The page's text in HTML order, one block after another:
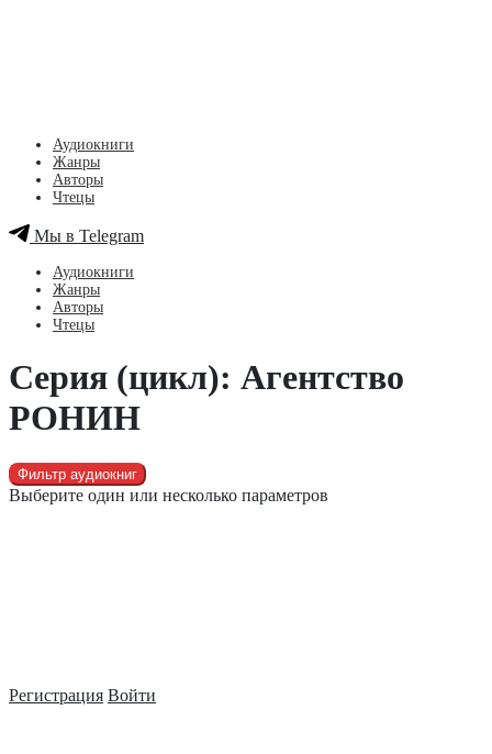
Регистрация Войти
Аудиокниги
Жанры
Авторы
Чтецы
Мы в Telegram
Аудиокниги
Жанры
Авторы
Чтецы
Серия (цикл): Агентство
РОНИН
Фильтр аудиокниг
Выберите один или несколько параметров